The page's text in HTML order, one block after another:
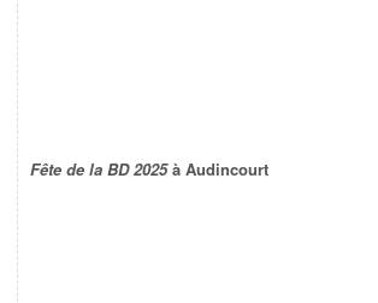
Fête de la BD 2025à Audincourt